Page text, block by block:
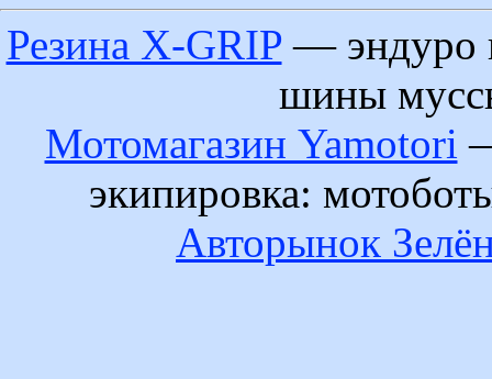
Резина X-GRIP — эндуро
шины
Мотомагазин Yamotori
экипировка:
Авторынок